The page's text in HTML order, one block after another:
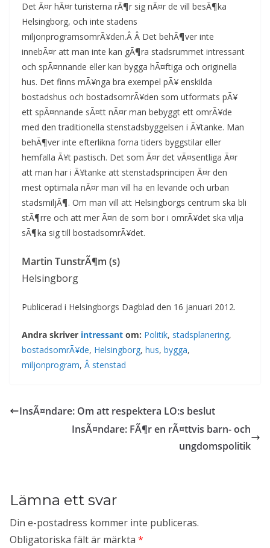
Det Ã¤r hÃ¤r turisterna rÃ¶r sig nÃ¤r de vill besÃ¶ka
Helsingborg, och inte stadens
miljonprogramsomrÃ¥den.Â Â Det behÃ¶ver inte
innebÃ¤r att man inte kan gÃ¶ra stadsrummet intressant
och spÃ¤nnande eller kan bygga hÃ¤ftiga och originella
hus. Det finns mÃ¥nga bra exempel pÃ¥ enskilda
bostadshus och bostadsomrÃ¥den som utformats pÃ¥
ett spÃ¤nnande sÃ¤tt nÃ¤r man bebyggt ett omrÃ¥de
med den traditionella stenstadsbyggelsen i Ã¥tanke. Man
behÃ¶ver inte efterlikna forna tiders byggstilar eller
hemfalla Ã¥t pastisch. Det som Ã¤r det vÃ¤sentliga Ã¤r
att man har i Ã¥tanke att stenstadsprincipen Ã¤r den
mest optimala nÃ¤r man vill ha en levande och urban
stadsmiljÃ¶. Om man vill att Helsingborgs centrum ska bli
stÃ¶rre och att mer Ã¤n de som bor i omrÃ¥det ska vilja
sÃ¶ka sig till bostadsomrÃ¥det.
Martin TunstrÃ¶m (s)
Helsingborg
Publicerad i Helsingborgs Dagblad den 16 januari 2012.
Andra skriver intressant om: Politik, stadsplanering,
bostadsomrÃ¥de, Helsingborg, hus, bygga,
miljonprogram, Â stenstad
InsÃ¤ndare: Om att respektera LO:s beslut
InsÃ¤ndare: FÃ¶r en rÃ¤ttvis barn- och
ungdomspolitik
Lämna ett svar
Din e-postadress kommer inte publiceras.
Obligatoriska fält är märkta *